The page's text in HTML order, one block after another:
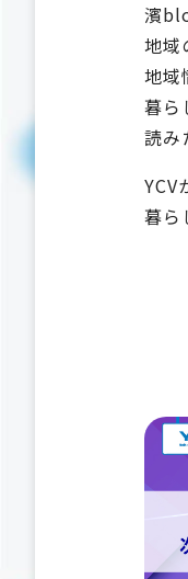
濱
地域
地域
暮ら
読み
YCV
暮ら